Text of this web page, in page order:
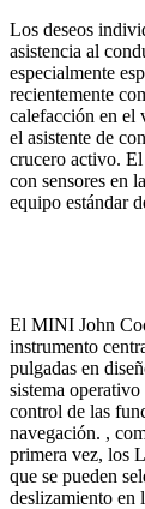
Los deseos
asistencia al
especialmente
recientemente
calefacción en el
el asistente de
crucero activo.
con sensores en
equipo estándar
El MINI John
instrumento
pulgadas en
sistema
control de las
navegación. ,
primera vez, los
que se pueden
deslizamiento en